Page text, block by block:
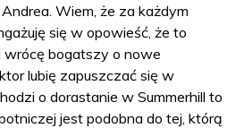
Wiem, że za każdym
się w opowieść, że to
wrócę bogatszy o nowe
lubię zapuszczać się w
o dorastanie w Summerhill to
jest podobna do tej, którą